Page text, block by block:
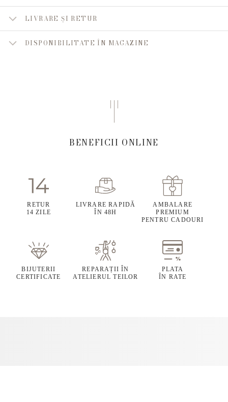
LIVRARE ȘI RETUR
DISPONIBILITATE ÎN MAGAZINE
BENEFICII ONLINE
RETUR
14 ZILE
LIVRARE RAPIDĂ
ÎN 48H
AMBALARE
PREMIUM
PENTRU CADOURI
BIJUTERII
CERTIFICATE
REPARAȚII ÎN
ATELIERUL TEILOR
PLATA
ÎN RATE